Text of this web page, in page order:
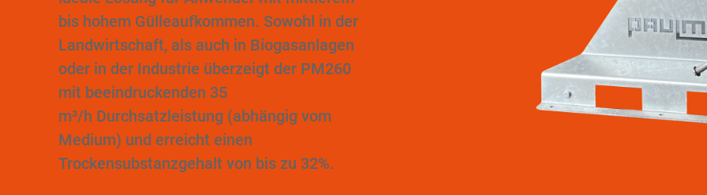
bis hohem Gülleaufkommen. Sowohl in der
Landwirtschaft, als auch in Biogasanlagen
oder in der Industrie überzeigt der PM260
mit beeindruckenden 35
m³/h Durchsatzleistung (abhängig vom
Medium) und erreicht einen
Trockensubstanzgehalt von bis zu 32%.